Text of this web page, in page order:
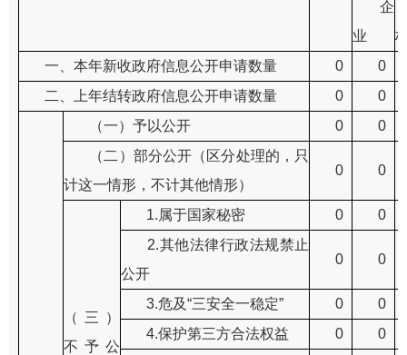
企
业
一、本年新收政府信息公开申请数量
0
0
二、上年结转政府信息公开申请数量
0 0
（一）予以公开 0
0
（二）部分公开（区分处理的，只
计这一情形，不计其他情形）
0 0
（三）
不予公
1.属于国家秘密 0
0
2.其他法律行政法规禁止
公开
0 0
3.危及“三安全一稳定” 0
0
4.保护第三方合法权益
0
0